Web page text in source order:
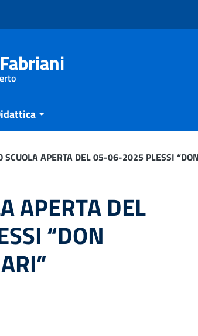
SCUOLA APERTA DEL 05-06-2025 PLESSI
APERTA DEL
“DON